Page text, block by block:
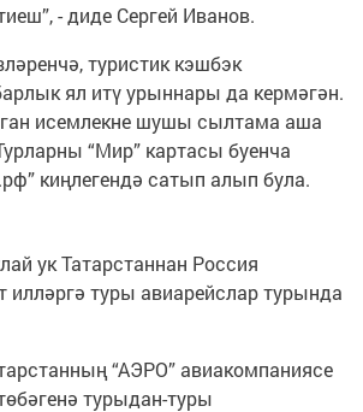
- диде Сергей Иванов.
туристик кэшбэк
ял итү урыннары да кермәгән.
исемлекне шушы сылтама аша
“Мир” картасы буенча
киңлегендә сатып алып була.
ук Татарстаннан Россия
илләргә туры авиарейслар турында
“АЭРО” авиакомпаниясе
турыдан-туры